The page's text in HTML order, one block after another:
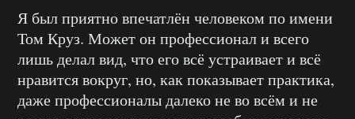
Я был приятно впечатлён человеком по имени
Том Круз. Может он профессионал и всего
лишь делал вид, что его всё устраивает и всё
нравится вокруг, но, как показывает практика,
даже профессионалы далеко не во всём и не